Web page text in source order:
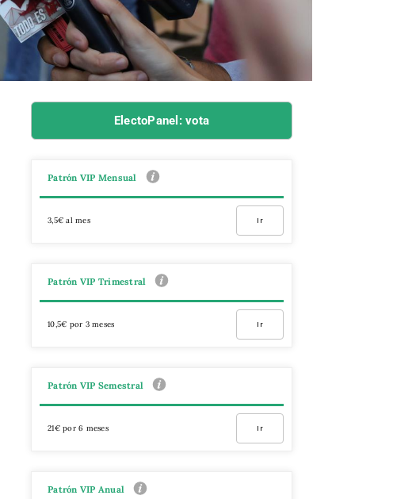
ElectoPanel: vota
Patrón VIP Mensual
3,5€ al mes Ir
Patrón VIP Trimestral
10,5€ por 3 meses Ir
Patrón VIP Semestral
21€ por 6 meses Ir
Patrón VIP Anual